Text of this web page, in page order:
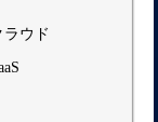
ラウド